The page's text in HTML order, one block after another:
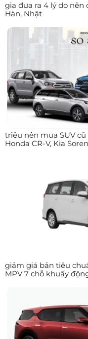
gia đưa ra 4 lý do nên
Hàn, Nhật
triệu nên mua SUV cũ
Honda CR-V, Kia
giảm giá bản tiêu
MPV 7 chỗ khuấy